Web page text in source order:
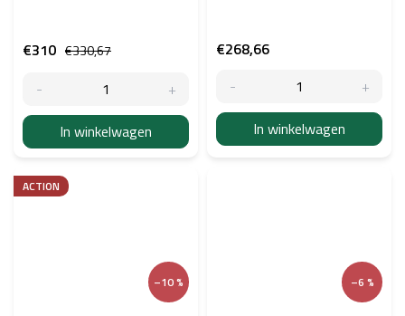
€330,67
€310
In winkelwagen
€268,66
In winkelwagen
ACTION
–10 % –6 %